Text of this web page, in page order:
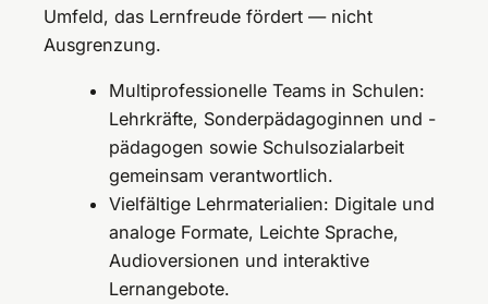
Umfeld, das Lernfreude fördert — nicht
Ausgrenzung.
Multiprofessionelle Teams in Schulen:
Lehrkräfte, Sonderpädagoginnen und -
pädagogen sowie Schulsozialarbeit
gemeinsam verantwortlich.
Vielfältige Lehrmaterialien: Digitale und
analoge Formate, Leichte Sprache,
Audioversionen und interaktive
Lernangebote.